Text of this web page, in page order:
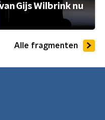
Gijs Wilbrink nu
Alle fragmenten